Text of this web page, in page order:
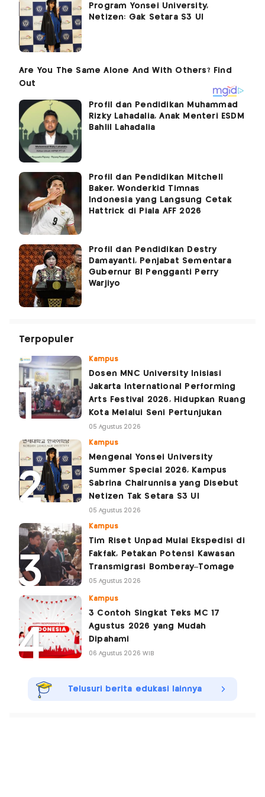
Program Yonsei University,
Netizen: Gak Setara S3 UI
Profil dan Pendidikan Muhammad
Rizky Lahadalia, Anak Menteri ESDM
Bahlil Lahadalia
Profil dan Pendidikan Mitchell
Baker, Wonderkid Timnas
Indonesia yang Langsung Cetak
Hattrick di Piala AFF 2026
Profil dan Pendidikan Destry
Damayanti, Penjabat Sementara
Gubernur BI Pengganti Perry
Warjiyo
Terpopuler
Kampus
Dosen MNC University Inisiasi
Jakarta International Performing
Arts Festival 2026, Hidupkan Ruang
Kota Melalui Seni Pertunjukan
05 Agustus 2026
Kampus
Mengenal Yonsei University
Summer Special 2026, Kampus
Sabrina Chairunnisa yang Disebut
Netizen Tak Setara S3 UI
05 Agustus 2026
Kampus
Tim Riset Unpad Mulai Ekspedisi di
Fakfak, Petakan Potensi Kawasan
Transmigrasi Bomberay–Tomage
05 Agustus 2026
Kampus
3 Contoh Singkat Teks MC 17
Agustus 2026 yang Mudah
Dipahami
06 Agustus 2026 WIB
Telusuri berita edukasi lainnya